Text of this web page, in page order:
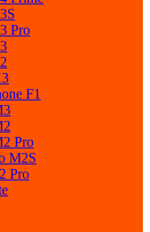
Pro
F1
Pro
M2S
Pro